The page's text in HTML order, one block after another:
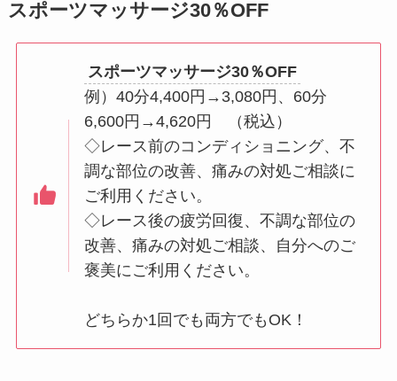
スポーツマッサージ30％OFF
スポーツマッサージ30％OFF
例）40分4,400円→3,080円、60分
6,600円→4,620円 （税込）
◇レース前のコンディショニング、不
調な部位の改善、痛みの対処ご相談に
ご利用ください。
◇レース後の疲労回復、不調な部位の
改善、痛みの対処ご相談、自分へのご
褒美にご利用ください。
どちらか1回でも両方でもOK！